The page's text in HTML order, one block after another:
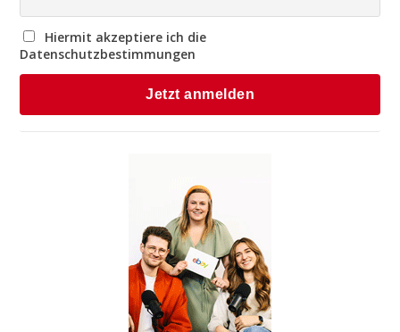
Hiermit akzeptiere ich die
Datenschutzbestimmungen